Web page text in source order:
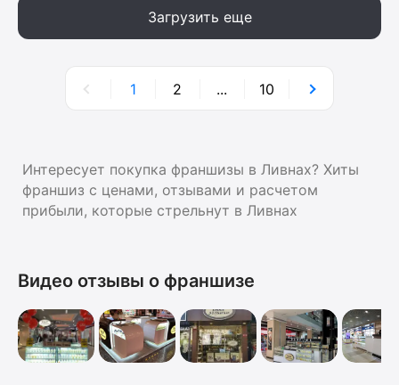
Загрузить еще
1 2 ... 10
Интересует покупка франшизы в Ливнах? Хиты
франшиз с ценами, отзывами и расчетом
прибыли, которые стрельнут в Ливнах
Видео отзывы о франшизе